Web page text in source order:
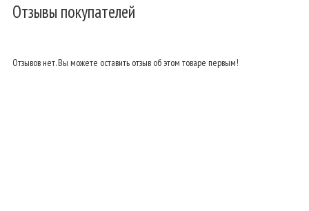
Отзывы покупателей
Отзывов нет. Вы можете оставить отзыв об этом товаре первым!